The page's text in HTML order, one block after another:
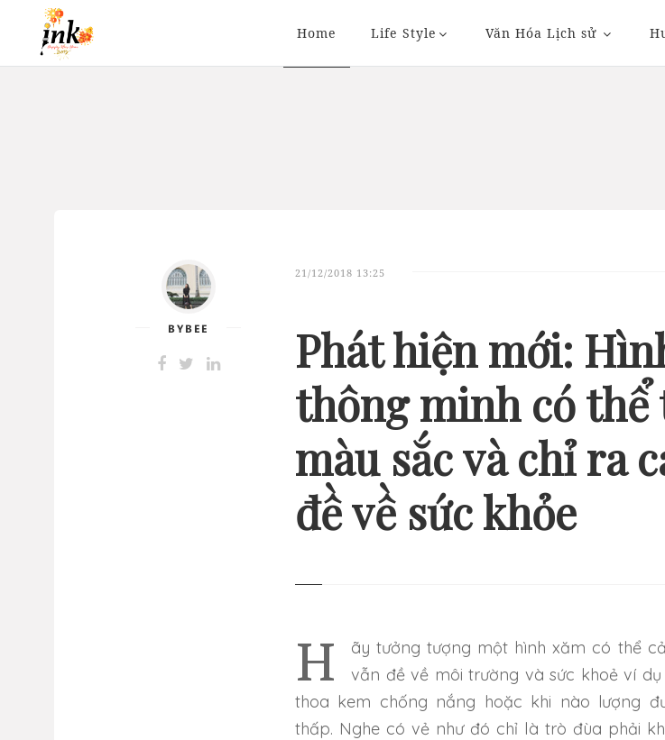
Home Life Style Văn Hóa Lịch sử
BYBEE
21/12/2018 13:25
Phát hiện mới:
thông minh có thể
màu sắc và chỉ ra
đề về sức khỏe
Hãy tưởng tượng một hình xăm có thể cảnh báo cho bạn các
vẫn đề về môi trường và sức khoẻ ví
thoa kem chống nắng hoặc khi nào lượng
thấp. Nghe có vẻ như đó chỉ là trò đùa phải
13 Ý TƯỞNG HÌNH XĂM ĐƠN
GIẢN VÀ NHẸ NHÀNG CHO
NHỮNG NGƯỜI MỚI BẮT ĐẦU